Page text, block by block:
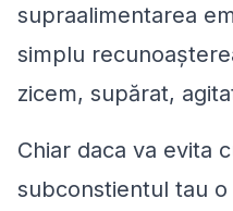
supraalimentarea
simplu
zicem, supărat,
Chiar daca va evita
subconstientul tau